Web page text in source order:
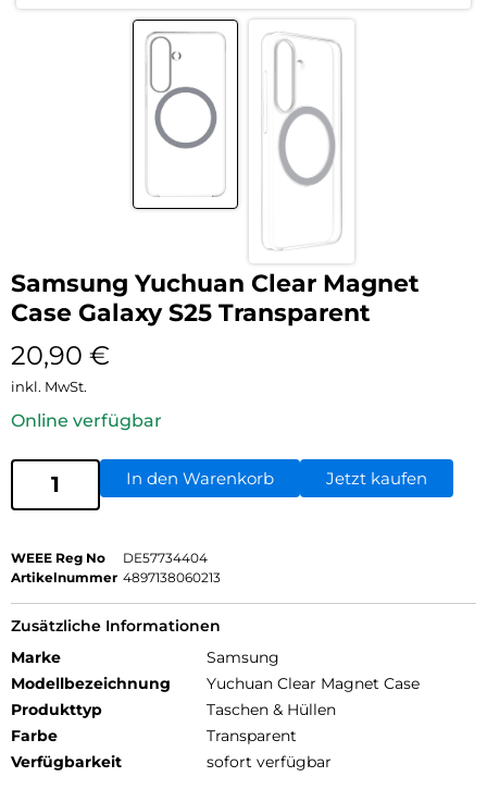
Samsung Yuchuan Clear Magnet
Case Galaxy S25 Transparent
20,90 €
inkl. MwSt.
Online verfügbar
In den Warenkorb Jetzt kaufen
WEEE Reg No
DE57734404
Artikelnummer 4897138060213
Zusätzliche Informationen
Marke
Samsung
Modellbezeichnung
Yuchuan Clear Magnet Case
Produkttyp
Taschen & Hüllen
Farbe
Transparent
Verfügbarkeit
sofort verfügbar